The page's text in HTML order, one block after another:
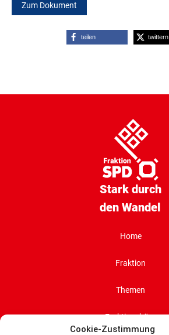
Cookie-Zustimmung
Zum Dokument
teilen twittern
Stark durch
den Wandel
Home
Fraktion
Themen
Fraktionsbüro